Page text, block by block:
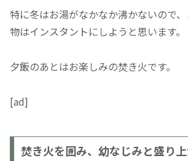
特に冬はお湯がなかなか沸かないので
物はインスタントにしようと思います。
夕飯のあとはお楽しみの焚き火です。
[ad]
焚き火を囲み、幼なじみと盛り